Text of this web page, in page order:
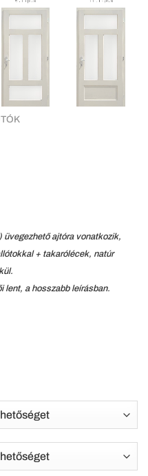
üvegezhető ajtóra vonatkozik,
+ takarólécek, natúr
lent, a hosszabb leírásban.